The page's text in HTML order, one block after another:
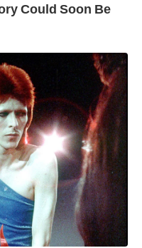
Could Soon Be